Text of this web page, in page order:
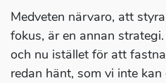
Medveten närvaro, att
fokus, är en annan
och nu istället för att
redan hänt, som vi inte